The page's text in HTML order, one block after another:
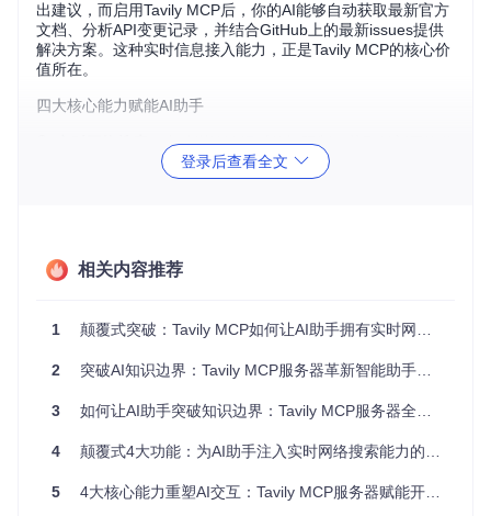
出建议，而启用Tavily MCP后，你的AI能够自动获取最新官方
文档、分析API变更记录，并结合GitHub上的最新issues提供
解决方案。这种实时信息接入能力，正是Tavily MCP的核心价
值所在。
四大核心能力赋能AI助手
：突破训练数据时效性限制，获取最新网络信
智能内容提取 ：从复杂网页中精准提取结构化数据，去
npm或yarn包管理器
登录后查看全文
相关内容推荐
1 颠覆式突破：Tavily MCP如何让AI助手拥有实时网络搜索能力
2 突破AI知识边界：Tavily MCP服务器革新智能助手网络交互能力
3 如何让AI助手突破知识边界：Tavily MCP服务器全方位指南
4 颠覆式4大功能：为AI助手注入实时网络搜索能力的Tavily MCP服务器
5 4大核心能力重塑AI交互：Tavily MCP服务器赋能开发者突破信息边界